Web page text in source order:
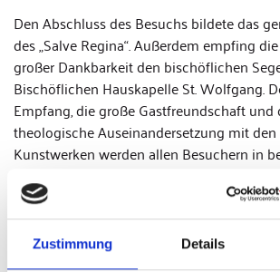
Zustimmung Details
Den Abschluss des Besuchs bildete das
des „Salve Regina“. Außerdem empfing
großer Dankbarkeit den bischöflichen
Bischöflichen Hauskapelle St. Wolfgang.
Empfang, die große Gastfreundschaft
theologische Auseinandersetzung mit
Kunstwerken werden allen Besuchern in
Besuch ein besonderer Höhepunkt der
prächtigen Festwochenende nach
Ein herzlicher Dank gilt Bischof Rudolf